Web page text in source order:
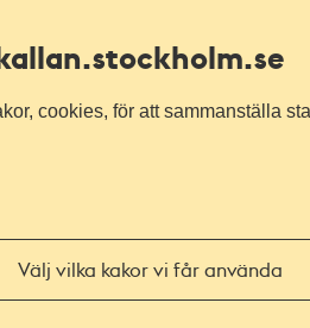
.stockholm.se
cookies, för att sammanställa
Välj vilka kakor vi får använda